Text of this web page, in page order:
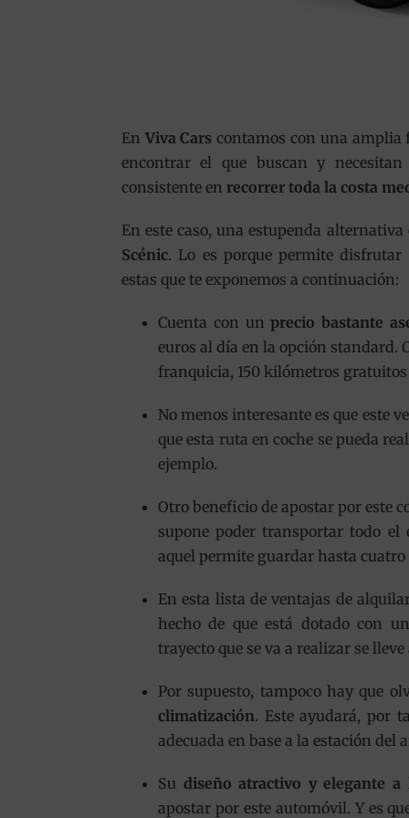
En Viva Cars contamos con una amplia
encontrar el que buscan y
consistente en recorrer toda la costa
En este caso, una estupenda
Scénic. Lo es porque permite disfrutar
estas que te exponemos a continuación:
Cuenta con unprecio bastante
euros al día en la opción standard.
franquicia, 150 kilómetros
No menos interesante es que este
que esta ruta en coche se pueda
ejemplo.
Otro beneficio de apostar por este
supone poder transportar todo el
aquel permite guardar hasta cuatro
En esta lista de ventajas de
hecho de que está dotado con un
trayecto que se va a realizar se
Por supuesto, tampoco hay que
climatización. Este ayudará, por
adecuada en base a la estación del
Su diseño atractivo y elegante
apostar por este automóvil. Y es